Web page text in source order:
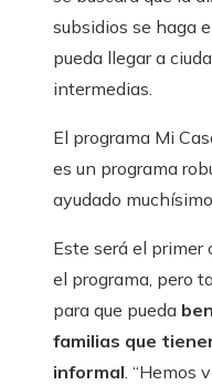
subsidios se haga
pueda llegar a
intermedias.
El programa Mi
es un programa
ayudado muchísimo
Este será el primer
el programa, pero
para que pueda
familias que
informal. “Hemos